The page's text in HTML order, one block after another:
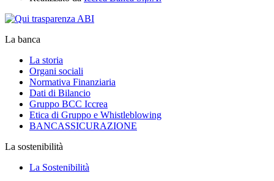
La banca
La storia
Organi sociali
Normativa Finanziaria
Dati di Bilancio
Gruppo BCC Iccrea
Etica di Gruppo e Whistleblowing
BANCASSICURAZIONE
La sostenibilità
La Sostenibilità